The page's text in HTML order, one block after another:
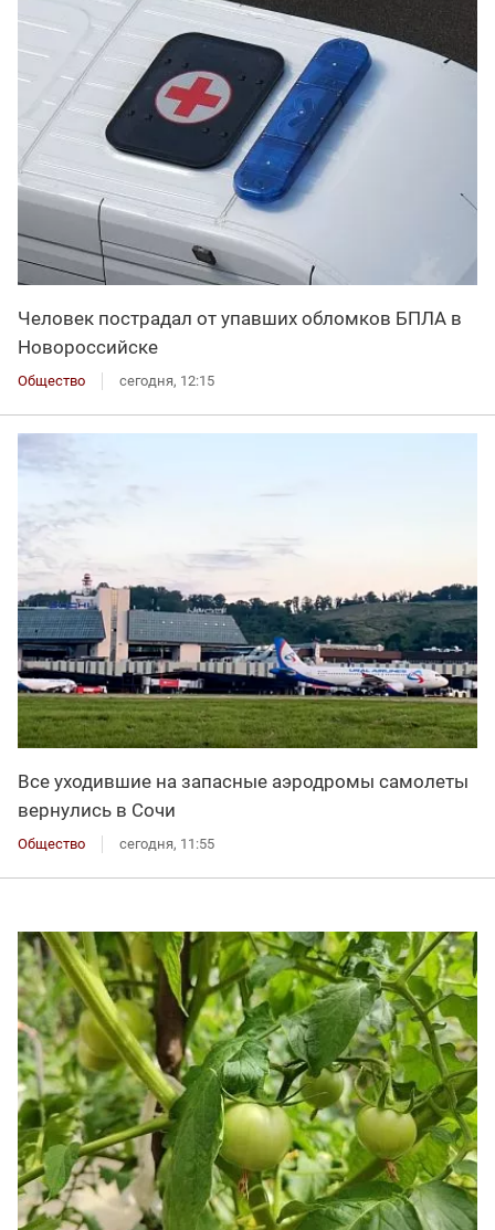
Человек пострадал от упавших обломков БПЛА в
Новороссийске
Общество сегодня, 12:15
Все уходившие на запасные аэродромы самолеты
вернулись в Сочи
Общество сегодня, 11:55